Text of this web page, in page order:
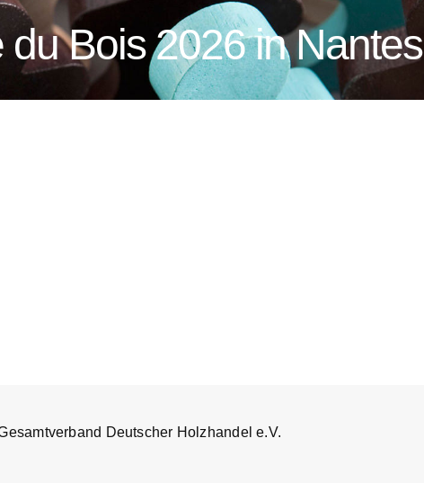
Bois 2026 in Nantes
Deutscher Holzhandel e.V.